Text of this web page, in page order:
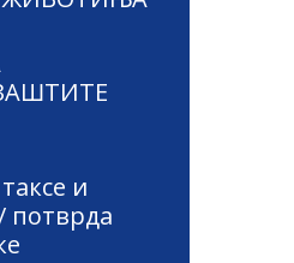
и
потврда